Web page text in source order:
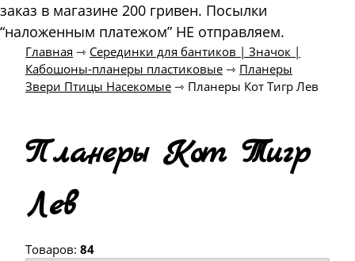
заказ в магазине 200 гривен. Посылки
“наложенным платежом” НЕ отправляем.
Главная ⇾ Серединки для бантиков | Значок |
Кабошоны-планеры пластиковые ⇾ Планеры
Звери Птицы Насекомые ⇾ Планеры Кот Тигр Лев
Планеры Кот Тигр
Лев
Товаров: 84